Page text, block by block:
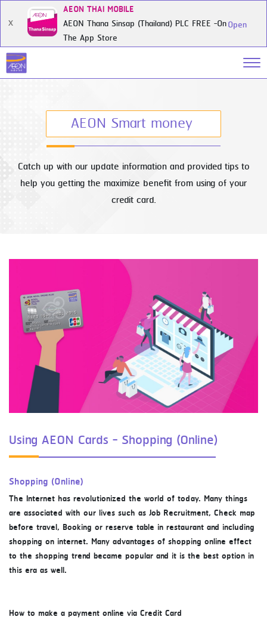
X
AEON THAI MOBILE
AEON Thana Sinsap (Thailand) PLC FREE -On
The App Store
Open
AEON Smart money
Catch up with our update information and provided tips to
help you getting the maximize benefit from using of your
credit card.
Using AEON Cards - Shopping (Online)
Shopping (Online)
The Internet has revolutionized the world of today. Many things
are associated with our lives such as Job Recruitment, Check map
before travel, Booking or reserve table in restaurant and including
shopping on internet. Many advantages of shopping online effect
to the shopping trend became popular and it is the best option in
this era as well.
How to make a payment online via Credit Card